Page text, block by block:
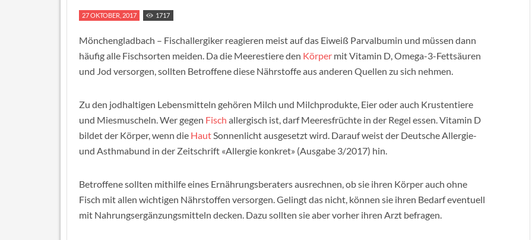
27 OKTOBER, 2017 1717
Mönchengladbach – Fischallergiker reagieren meist auf das Eiweiß Parvalbumin und müssen dann
häufig alle Fischsorten meiden. Da die Meerestiere den Körper mit Vitamin D, Omega-3-Fettsäuren
und Jod versorgen, sollten Betroffene diese Nährstoffe aus anderen Quellen zu sich nehmen.
Zu den jodhaltigen Lebensmitteln gehören Milch und Milchprodukte, Eier oder auch Krustentiere
und Miesmuscheln. Wer gegen Fisch allergisch ist, darf Meeresfrüchte in der Regel essen. Vitamin D
bildet der Körper, wenn die HautSonnenlicht ausgesetzt wird. Darauf weist der Deutsche Allergie-
und Asthmabund in der Zeitschrift «Allergie konkret» (Ausgabe 3/2017) hin.
Betroffene sollten mithilfe eines Ernährungsberaters ausrechnen, ob sie ihren Körper auch ohne
Fisch mit allen wichtigen Nährstoffen versorgen. Gelingt das nicht, können sie ihren Bedarf eventuell
mit Nahrungsergänzungsmitteln decken. Dazu sollten sie aber vorher ihren Arzt befragen.